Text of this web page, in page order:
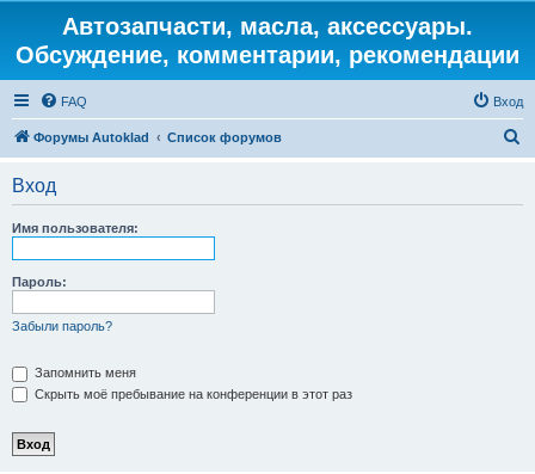
Автозапчасти, масла, аксессуары.
Обсуждение, комментарии, рекомендации
FAQ Вход
Форумы Autoklad Список форумов
Вход
Имя пользователя:
Пароль:
Забыли пароль?
Запомнить меня
Скрыть моё пребывание на конференции в этот раз